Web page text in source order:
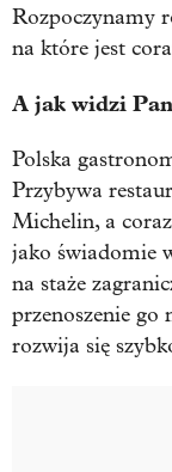
Rozpoczynamy
na które jest
A jak widzi
Polska
Przybywa
Michelin, a
jako świadomie
na staże
przenoszenie go
rozwija się